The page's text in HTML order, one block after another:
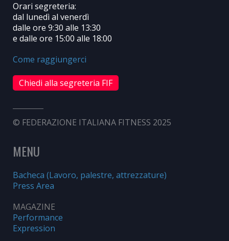
Orari segreteria:
dal lunedì al venerdì
dalle ore 9:30 alle 13:30
e dalle ore 15:00 alle 18:00
Come raggiungerci
Chiedi alla segreteria FIF
© FEDERAZIONE ITALIANA FITNESS 2025
MENU
Bacheca (Lavoro, palestre, attrezzature)
Press Area
MAGAZINE
Performance
Expression